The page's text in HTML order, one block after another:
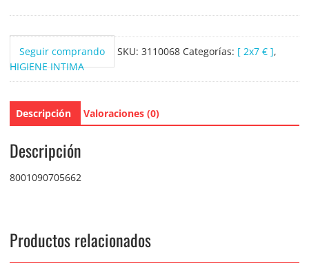
uds.
cantidad
Seguir comprando SKU: 3110068 Categorías: [ 2x7 € ],
HIGIENE INTIMA
Descripción Valoraciones (0)
Descripción
8001090705662
Productos relacionados